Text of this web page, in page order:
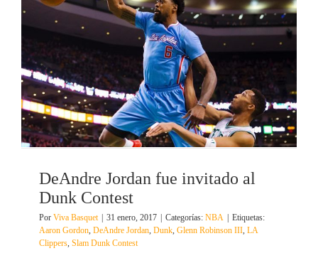
DeAndre Jordan fue invitado al
Dunk Contest
Por Viva Basquet 31 enero, 2017 Categorías: NBA
Etiquetas:
Aaron Gordon, DeAndre Jordan, Dunk, Glenn Robinson III, LA
Clippers, Slam Dunk Contest